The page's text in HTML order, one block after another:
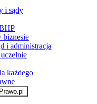
i sądy
biznesie
i administracja
każdego
- rejestracja i logowanie do serwisu